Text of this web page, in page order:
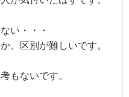
い・・・
、区別が難しいです。
もないです。